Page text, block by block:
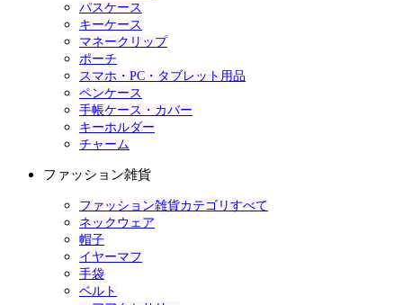
パスケース
キーケース
マネークリップ
ポーチ
スマホ・PC・タブレット用品
ペンケース
手帳ケース・カバー
キーホルダー
チャーム
ファッション雑貨
ファッション雑貨カテゴリすべて
ネックウェア
帽子
イヤーマフ
手袋
ベルト